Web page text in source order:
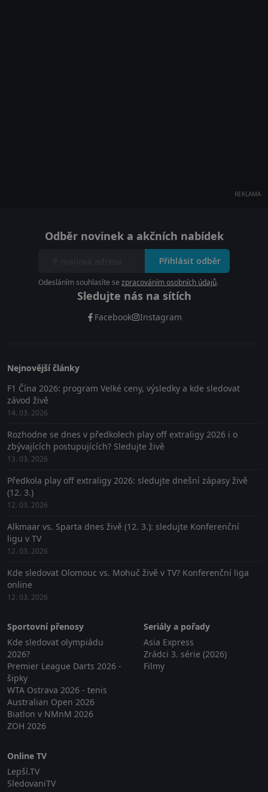
REKLAMA
Odběr novinek a akčních nabídek
Přihlásit odběr
Odesláním souhlasíte se zpracováním osobních údajů.
Sledujte nás na sítích
Facebook Instagram
Nejnovější články
F1 Čína 2026: program Velké ceny, výsledky a kde sledovat
závod živě
14. 03. 2026
Rozhodne se dnes v předkolech play off extraligy 2026 i o
zbývajících postupujících? Sledujte živě
13. 03. 2026
Předkola play off extraligy 2026: sledujte dnešní zápasy živě
(12. 3.)
12. 03. 2026
Alkmaar vs. Sparta dnes živě (12. 3.): sledujte Konferenční
ligu v TV
12. 03. 2026
Kde sledovat Olomouc vs. Mohuč živě v TV? Konferenční liga
online
12. 03. 2026
Sportovní přenosy
Kde sledovat olympiádu
2026?
Premier League Darts 2026 -
šipky
WTA Ostrava 2026 - tenis
Australian Open 2026
Biatlon v NMnM 2026
ZOH 2026
Seriály a pořady
Asia Express
Zrádci 3. série (2026)
Filmy
Online TV
Lepší.TV
SledovaniTV